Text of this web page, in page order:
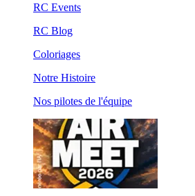
RC Events
RC Blog
Coloriages
Notre Histoire
Nos pilotes de l'équipe